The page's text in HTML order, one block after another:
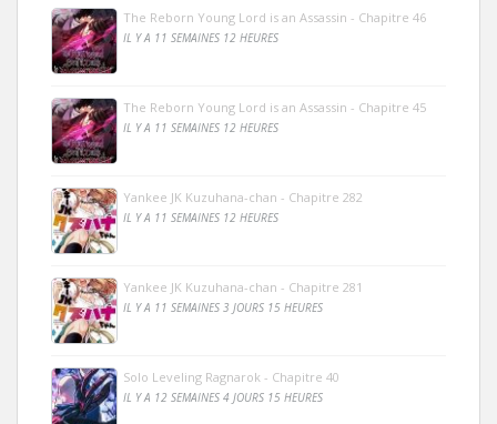
The Reborn Young Lord is an Assassin - Chapitre 46
IL Y A 11 SEMAINES 12 HEURES
The Reborn Young Lord is an Assassin - Chapitre 45
IL Y A 11 SEMAINES 12 HEURES
Yankee JK Kuzuhana-chan - Chapitre 282
IL Y A 11 SEMAINES 12 HEURES
Yankee JK Kuzuhana-chan - Chapitre 281
IL Y A 11 SEMAINES 3 JOURS 15 HEURES
Solo Leveling Ragnarok - Chapitre 40
IL Y A 12 SEMAINES 4 JOURS 15 HEURES